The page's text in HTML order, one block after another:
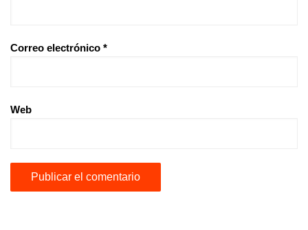
Correo electrónico *
Web